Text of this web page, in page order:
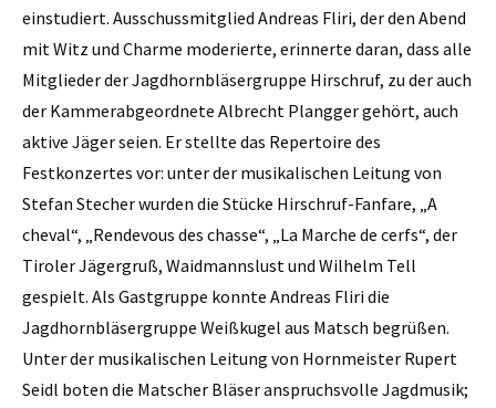
einstudiert. Ausschussmitglied Andreas Fliri, der den Abend
mit Witz und Charme moderierte, erinnerte daran, dass alle
Mitglieder der Jagdhornbläsergruppe Hirschruf, zu der auch
der Kammerabgeordnete Albrecht Plangger gehört, auch
aktive Jäger seien. Er stellte das Repertoire des
Festkonzertes vor: unter der musikalischen Leitung von
Stefan Stecher wurden die Stücke Hirschruf-Fanfare, „A
cheval“, „Rendevous des chasse“, „La Marche de cerfs“, der
Tiroler Jägergruß, Waidmannslust und Wilhelm Tell
gespielt. Als Gastgruppe konnte Andreas Fliri die
Jagdhornbläsergruppe Weißkugel aus Matsch begrüßen.
Unter der musikalischen Leitung von Hornmeister Rupert
Seidl boten die Matscher Bläser anspruchsvolle Jagdmusik;